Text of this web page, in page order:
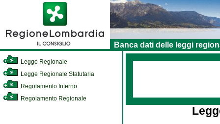
Banca dati delle leggi
Legge Regionale
Legge Regionale Statutaria
Regolamento Interno
Regolamento Regionale